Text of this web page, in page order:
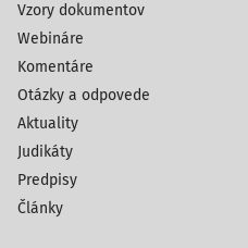
Vzory dokumentov
Webináre
Komentáre
Otázky a odpovede
Aktuality
Judikáty
Predpisy
Články